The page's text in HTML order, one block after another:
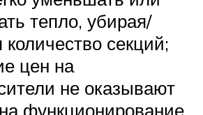
тепло, убирая/
секций;
цен на
не оказывают
функционирование